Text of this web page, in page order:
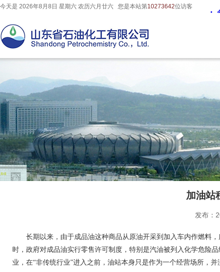
今天是 2026年8月 8 日 星期六 农历六月廿六 您是本站第10273642位访客
加油站
发布：
长期以来，由于成品油这种商品从原油开采到加入车内作燃料
时，政府对成品油实行零售许可制度，特别是汽油被列入化学危险
业，在“非传统行业”进入之前，油站本身只是作为一个经营场所，